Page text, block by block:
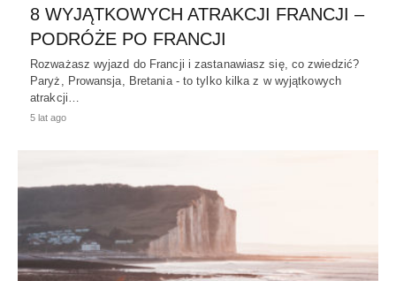
8 WYJĄTKOWYCH ATRAKCJI FRANCJI –
PODRÓŻE PO FRANCJI
Rozważasz wyjazd do Francji i zastanawiasz się, co zwiedzić?
Paryż, Prowansja, Bretania - to tylko kilka z w wyjątkowych
atrakcji…
5 lat ago